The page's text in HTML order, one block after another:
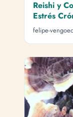
Reishi y
Estrés
felipe-